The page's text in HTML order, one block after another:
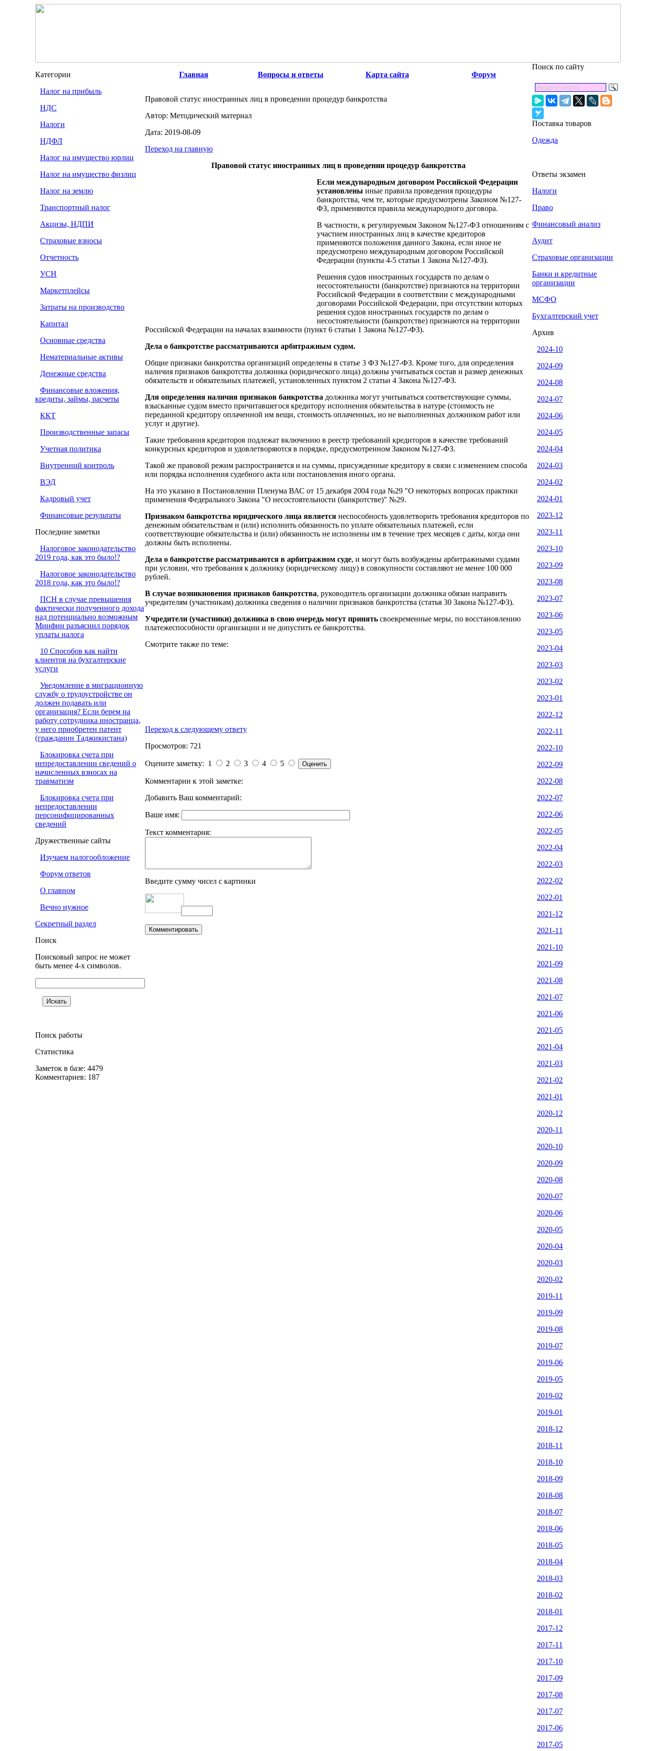
Категории
Налог на прибыль
НДС
Налоги
НДФЛ
Налог на имущество юрлиц
Налог на имущество физлиц
Налог на землю
Транспортный налог
Акцизы, НДПИ
Страховые взносы
Отчетность
УСН
Маркетплейсы
Затраты на производство
Капитал
Основные средства
Нематериальные активы
Денежные средства
Финансовые вложения,
кредиты, займы, расчеты
ККТ
Производственные запасы
Учетная политика
Внутренний контроль
ВЭД
Кадровый учет
Финансовые результаты
Последние заметки
Налоговое законодательство
2019 года, как это было!?
Налоговое законодательство
2018 года, как это было!?
ПСН в случае превышения
фактически полученного дохода
над потенциально возможным
Минфин разъяснил порядок
уплаты налога
10 Способов как найти
клиентов на бухгалтерские
услуги
Уведомление в миграционную
службу о трудоустройстве он
должен подавать или
организация? Если берем на
работу сотрудника иностранца,
у него приобретен патент
(гражданин Таджикистана)
Блокировка счета при
непредоставлении сведений о
начисленных взносах на
травматизм
Блокировка счета при
непредоставлении
персонифицированных
сведений
Дружественные сайты
Изучаем налогообложение
Форум ответов
О главном
Вечно нужное
Секретный раздел
Поиск
Поисковый запрос не может
быть менее 4-х символов.
Поиск работы
Статистика
Заметок в базе: 4479
Комментариев: 187
Главная Вопросы и ответы Карта сайта Форум
Правовой статус иностранных лиц в проведении процедур банкротства
Автор: Методический материал
Дата: 2019-08-09
Переход на главную
Правовой статус иностранных лиц в проведении процедур банкротства
Если международным договором Российской Федерации
установлены иные правила проведения процедуры
банкротства, чем те, которые предусмотрены Законом №127-
ФЗ, применяются правила международного договора.
В частности, к регулируемым Законом №127-ФЗ отношениям с
участием иностранных лиц в качестве кредиторов
применяются положения данного Закона, если иное не
предусмотрено международным договором Российской
Федерации (пункты 4-5 статьи 1 Закона №127-ФЗ).
Решения судов иностранных государств по делам о
несостоятельности (банкротстве) признаются на территории
Российской Федерации в соответствии с международными
договорами Российской Федерации, при отсутствии которых
решения судов иностранных государств по делам о
несостоятельности (банкротстве) признаются на территории
Российской Федерации на началах взаимности (пункт 6 статьи 1 Закона №127-ФЗ).
Дела о банкротстве рассматриваются арбитражным судом.
Общие признаки банкротства организаций определены в статье 3 ФЗ №127-ФЗ. Кроме того, для определения
наличия признаков банкротства должника (юридического лица) должны учитываться состав и размер денежных
обязательств и обязательных платежей, установленных пунктом 2 статьи 4 Закона №127-ФЗ.
Для определения наличия признаков банкротства должника могут учитываться соответствующие суммы,
взысканные судом вместо причитавшегося кредитору исполнения обязательства в натуре (стоимость не
переданной кредитору оплаченной им вещи, стоимость оплаченных, но не выполненных должником работ или
услуг и другие).
Такие требования кредиторов подлежат включению в реестр требований кредиторов в качестве требований
конкурсных кредиторов и удовлетворяются в порядке, предусмотренном Законом №127-ФЗ.
Такой же правовой режим распространяется и на суммы, присужденные кредитору в связи с изменением способа
или порядка исполнения судебного акта или постановления иного органа.
На это указано в Постановлении Пленума ВАС от 15 декабря 2004 года №29 "О некоторых вопросах практики
применения Федерального Закона "О несостоятельности (банкротстве)" №29.
Признаком банкротства юридического лица является неспособность удовлетворить требования кредиторов по
денежным обязательствам и (или) исполнить обязанность по уплате обязательных платежей, если
соответствующие обязательства и (или) обязанность не исполнены им в течение трех месяцев с даты, когда они
должны быть исполнены.
Дела о банкротстве рассматриваются в арбитражном суде, и могут быть возбуждены арбитражными судами
при условии, что требования к должнику (юридическому лицу) в совокупности составляют не менее 100 000
рублей.
В случае возникновения признаков банкротства, руководитель организации должника обязан направить
учредителям (участникам) должника сведения о наличии признаков банкротства (статья 30 Закона №127-ФЗ).
Учредители (участники) должника в свою очередь могут принять своевременные меры, по восстановлению
платежеспособности организации и не допустить ее банкротства.
Смотрите также по теме:
Переход к следующему ответу
Просмотров: 721
Оцените заметку: 1 2 3 4 5
Комментарии к этой заметке:
Добавить Ваш комментарий:
Ваше имя:
Текст комментария:
Введите сумму чисел с картинки
Поиск по сайту
Поставка товаров
Одежда
Ответы экзамен
Налоги
Право
Финансовый анализ
Аудит
Страховые организации
Банки и кредитные
организации
МСФО
Бухгалтерский учет
Архив
2024-10
2024-09
2024-08
2024-07
2024-06
2024-05
2024-04
2024-03
2024-02
2024-01
2023-12
2023-11
2023-10
2023-09
2023-08
2023-07
2023-06
2023-05
2023-04
2023-03
2023-02
2023-01
2022-12
2022-11
2022-10
2022-09
2022-08
2022-07
2022-06
2022-05
2022-04
2022-03
2022-02
2022-01
2021-12
2021-11
2021-10
2021-09
2021-08
2021-07
2021-06
2021-05
2021-04
2021-03
2021-02
2021-01
2020-12
2020-11
2020-10
2020-09
2020-08
2020-07
2020-06
2020-05
2020-04
2020-03
2020-02
2019-11
2019-09
2019-08
2019-07
2019-06
2019-05
2019-02
2019-01
2018-12
2018-11
2018-10
2018-09
2018-08
2018-07
2018-06
2018-05
2018-04
2018-03
2018-02
2018-01
2017-12
2017-11
2017-10
2017-09
2017-08
2017-07
2017-06
2017-05